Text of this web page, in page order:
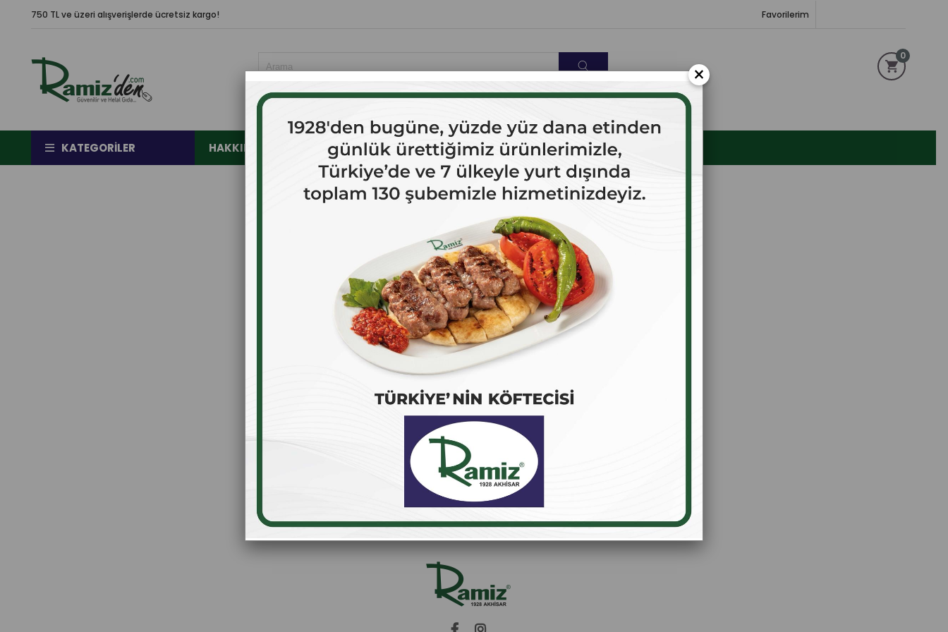
750 TL ve üzeri alışverişlerde ücretsiz kargo! Favorilerim
0
KATEGORILER HAKKIMIZDA ÇOK SATANLAR İLETİŞİM
Üye Ol
Giriş Yap
×